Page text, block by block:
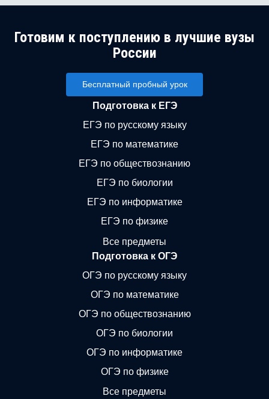
Готовим к поступлению в лучшие вузы
России
Бесплатный пробный урок
Подготовка к ЕГЭ
ЕГЭ по русскому языку
ЕГЭ по математике
ЕГЭ по обществознанию
ЕГЭ по биологии
ЕГЭ по информатике
ЕГЭ по физике
Все предметы
Подготовка к ОГЭ
ОГЭ по русскому языку
ОГЭ по математике
ОГЭ по обществознанию
ОГЭ по биологии
ОГЭ по информатике
ОГЭ по физике
Все предметы